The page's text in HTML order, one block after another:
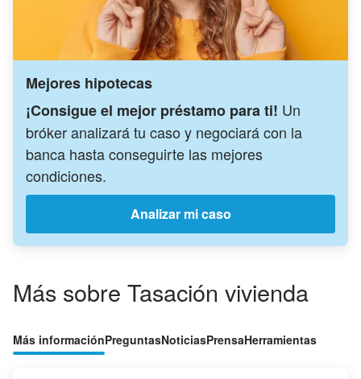
Mejores hipotecas
¡Consigue el mejor préstamo para ti! Un
bróker analizará tu caso y negociará con la
banca hasta conseguirte las mejores
condiciones.
Analizar mi caso
Más sobre Tasación vivienda
Más informaciónPreguntasNoticiasPrensaHerramientas